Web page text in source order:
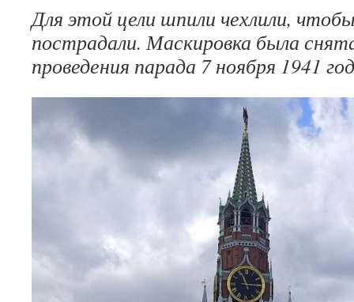
Для этой цели шпили чехлили,
пострадали. Маскировка была
проведения парада 7 ноября 1941